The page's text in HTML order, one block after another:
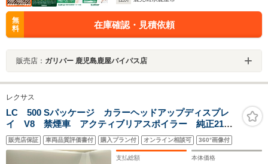
無
料
在庫確認・見積依頼
販売店： ガリバー 鹿児島鹿屋バイパス店
レクサス
LC 500 Sパッケージ カラーヘッドアップディスプレ
イ V8 禁煙車 アクティブリアスポイラー 純正21イ
ンチアルミホイール アルカンターラルーフ プリクラ
ッシュセーフティ 禁煙車 ブラインドスポットモニタ
販売店保証 車両品質評価書付 購入プラン付 オンライン相談可 360°画像付
支払総額 本体価格